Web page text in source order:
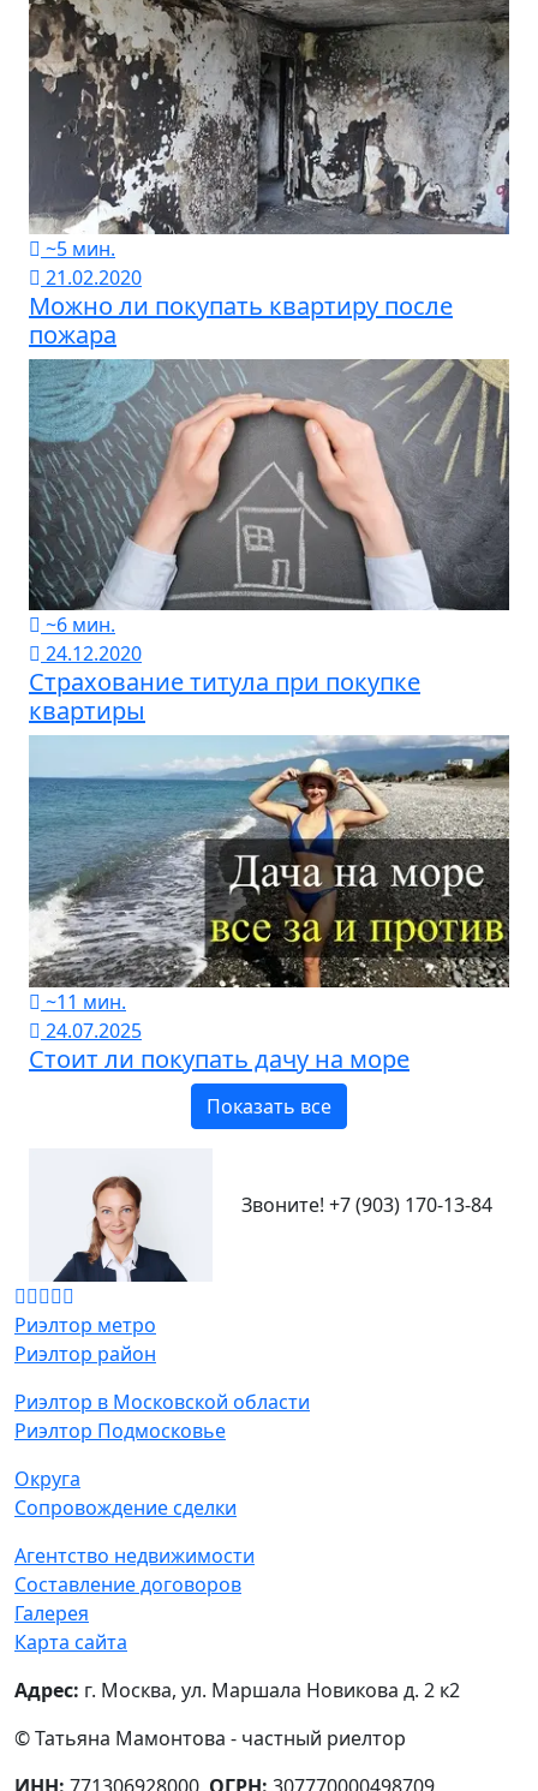
~5 мин.
21.02.2020
Можно ли покупать квартиру после
пожара
~6 мин.
24.12.2020
Страхование титула при покупке
квартиры
~11 мин.
24.07.2025
Стоит ли покупать дачу на море
Показать все
Звоните! +7 (903) 170-13-84
Риэлтор метро
Риэлтор район
Риэлтор в Московской области
Риэлтор Подмосковье
Округа
Сопровождение сделки
Агентство недвижимости
Составление договоров
Галерея
Карта сайта
Адрес: г. Москва, ул. Маршала Новикова д. 2 к2
© Татьяна Мамонтова - частный риелтор